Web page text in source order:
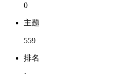
0
主题
559
排名